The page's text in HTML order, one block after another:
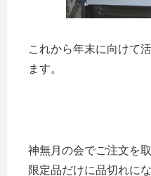
これから年末に向けて
ます。
神無月の会でご注文を
限定品だけに品切れに